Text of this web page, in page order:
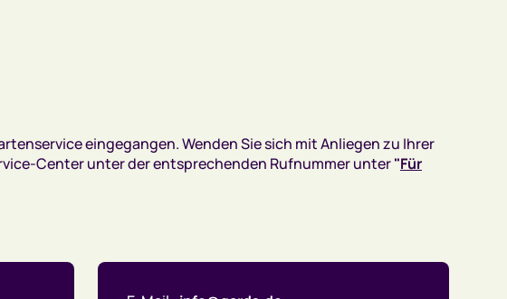
eingegangen. Wenden Sie sich mit Anliegen zu Ihrer
Center unter der entsprechenden Rufnummer unter"Für